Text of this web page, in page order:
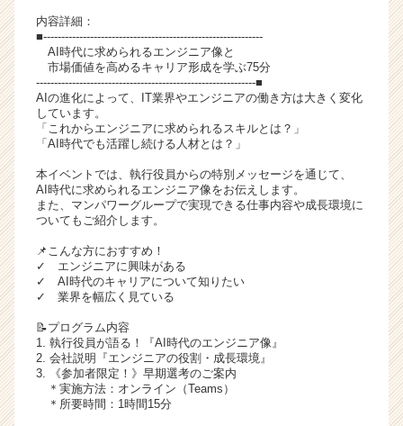
が
届
就
サ
イ
ト
チ
ア
キ
ャ
リ
ア
（C
e
e
r
C
内容詳細：
■-------------------------------------------------------------
AI時代に求められるエンジニア像と
市場価値を高めるキャリア形成を学ぶ75分
-------------------------------------------------------------■
AIの進化によって、IT業界やエンジニアの働き方は大きく変化
しています。
「これからエンジニアに求められるスキルとは？」
「AI時代でも活躍し続ける人材とは？」
本イベントでは、執行役員からの特別メッセージを通じて、
AI時代に求められるエンジニア像をお伝えします。
また、マンパワーグループで実現できる仕事内容や成長環境に
ついてもご紹介します。
📌こんな方におすすめ！
✓ エンジニアに興味がある
✓ AI時代のキャリアについて知りたい
✓ 業界を幅広く見ている
📝プログラム内容
1. 執行役員が語る！『AI時代のエンジニア像』
2. 会社説明『エンジニアの役割・成長環境』
3. 《参加者限定！》早期選考のご案内
＊実施方法：オンライン（Teams）
＊所要時間：1時間15分